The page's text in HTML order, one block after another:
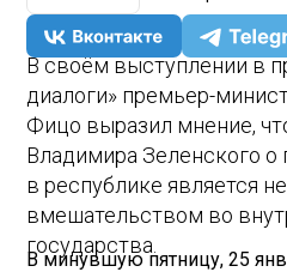
В своём выступлении в
диалоги» премьер-
Фицо выразил мнение,
Владимира Зеленского о
в республике является
вмешательством во
государства.
В минувшую пятницу, 25